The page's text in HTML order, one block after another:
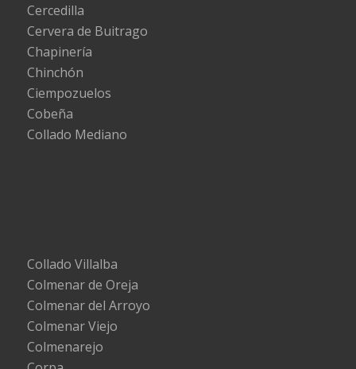
Cercedilla
Cervera de Buitrago
Chapinería
Chinchón
Ciempozuelos
Cobeña
Collado Mediano
Collado Villalba
Colmenar de Oreja
Colmenar del Arroyo
Colmenar Viejo
Colmenarejo